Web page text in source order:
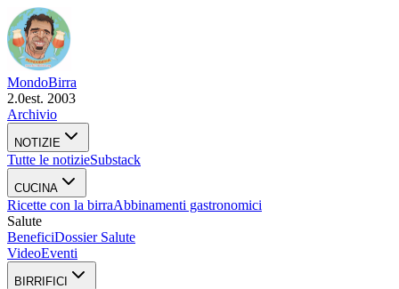
MondoBirra
2.0est. 2003
Archivio
NOTIZIE
Tutte le notizieSubstack
CUCINA
Ricette con la birraAbbinamenti gastronomici
Salute
BeneficiDossier Salute
VideoEventi
BIRRIFICI